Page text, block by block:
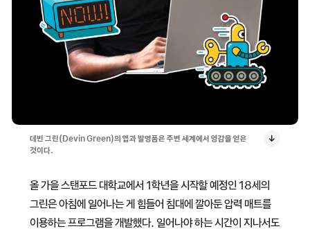
데빈 그린(Devin Green)의 앱과 발명품은 주변 세계에서 영감을 얻은
것이다.
올 가을 스탠포드 대학교에서 1학년을 시작할 예정인 18세의
그린은 아침에 일어나는 게 힘들어 침대에 깔아둔 압력 매트를
이용하는 프로그램을 개발했다. 일어나야 하는 시간이 지나서도